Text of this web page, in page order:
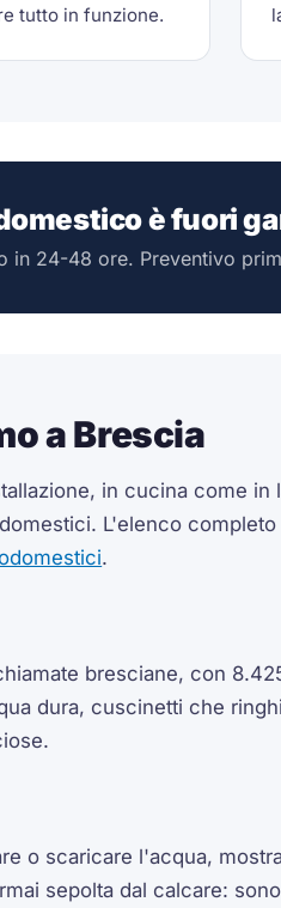
tutto in funzione.
è fuori
in 24-48 ore. Preventivo
a Brescia
in cucina come in
L'elenco
.
bresciane, con
dura, cuscinetti che
o scaricare l'acqua,
sepolta dal calcare: